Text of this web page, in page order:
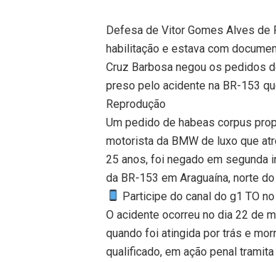
Defesa de Vitor Gomes Alves de
habilitação e estava com
Cruz Barbosa negou os pedidos
preso pelo acidente na BR-153
Reprodução
Um pedido de habeas corpus
motorista da BMW de luxo que
25 anos, foi negado em segunda
da BR-153 em Araguaína, norte
Participe do canal do g1 TO
O acidente ocorreu no dia 22 de
quando foi atingida por trás e
qualificado, em ação penal